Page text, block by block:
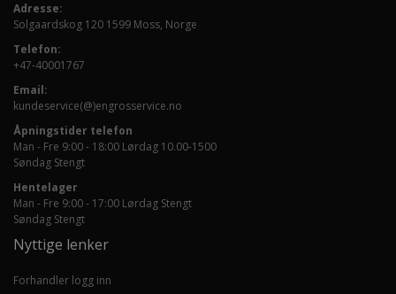
Adresse:
Solgaardskog 120 1599 Moss, Norge
Telefon:
+47-40001767
Email:
kundeservice(@)engrosservice.no
Åpningstider telefon
Man - Fre 9:00 - 18:00 Lørdag 10.00-1500
Søndag Stengt
Hentelager
Man - Fre 9:00 - 17:00 Lørdag Stengt
Søndag Stengt
Nyttige lenker
Forhandler logg inn